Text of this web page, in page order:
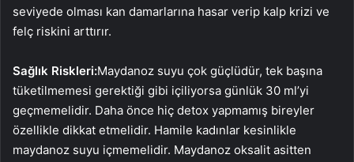
seviyede olması kan damarlarına hasar verip kalp krizi ve
felç riskini arttırır.
Sağlık Riskleri:Maydanoz suyu çok güçlüdür, tek başına
tüketilmemesi gerektiği gibi içiliyorsa günlük 30 ml’yi
geçmemelidir. Daha önce hiç detox yapmamış bireyler
özellikle dikkat etmelidir. Hamile kadınlar kesinlikle
maydanoz suyu içmemelidir. Maydanoz oksalit asitten